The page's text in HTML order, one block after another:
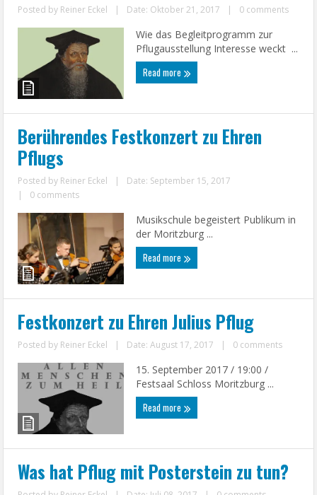
Posted by Reiner Eckel | Date: Oktober 21, 2017 | 0 comments
Wie das Begleitprogramm zur
Pflugausstellung Interesse weckt ...
Read more
Berührendes Festkonzert zu Ehren
Pflugs
Posted by Reiner Eckel |
Date: September 15, 2017
|
0 comments
Musikschule begeistert Publikum in
der Moritzburg ...
Read more
Festkonzert zu Ehren Julius Pflug
Posted by Reiner Eckel | Date: August 17, 2017 | 0 comments
15. September 2017 / 19:00 /
Festsaal Schloss Moritzburg ...
Read more
Was hat Pflug mit Posterstein zu tun?